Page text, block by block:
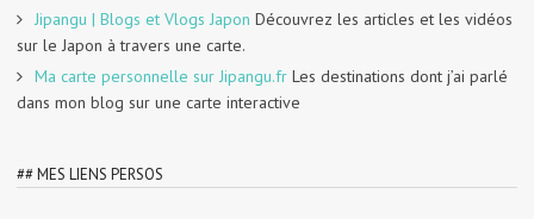
Jipangu | Blogs et Vlogs Japon Découvrez les articles et les vidéos
sur le Japon à travers une carte.
Ma carte personnelle sur Jipangu.fr Les destinations dont j’ai parlé
dans mon blog sur une carte interactive
## MES LIENS PERSOS